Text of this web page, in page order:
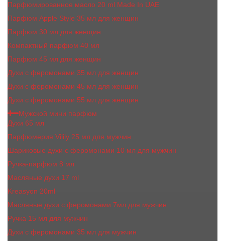
Парфюмированное масло 20 ml Made In UAE
Парфюм Apple Style 35 мл для женщин
Парфюм 30 мл для женщин
Компактный парфюм 40 мл
Парфюм 45 мл для женщин
Духи с феромонами 35 мл для женщин
Духи с феромонами 45 мл для женщин
Духи с феромонами 55 мл для женщин
Мужской мини парфюм
Духи 65 мл
Парфюмерия Vilily 25 мл для мужчин
Шариковые духи с феромонами 10 мл для мужчин
Ручка-парфюм 8 мл
Масляные духи 17 ml
Kreasyon 20ml
Масляные духи c феромонами 7мл для мужчин
Ручка 15 мл для мужчин
Духи с феромонами 35 мл для мужчин